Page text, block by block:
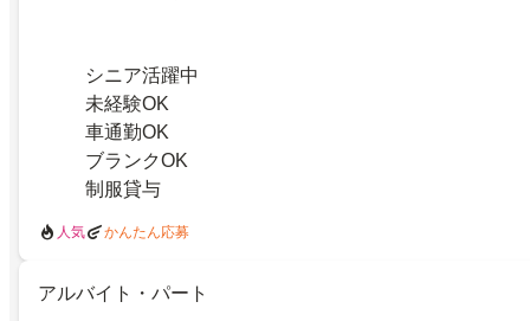
シニア活躍中
未経験OK
車通勤OK
ブランクOK
制服貸与
人気 かんたん応募
アルバイト・パート